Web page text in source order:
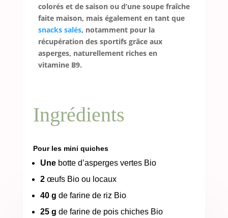
colorés et de saison ou d’une soupe fraîche
faite maison, mais également en tant que
snacks salés, notamment pour la
récupération des sportifs grâce aux
asperges, naturellement riches en
vitamine B9.
Ingrédients
Pour les mini quiches
Unebotte d’asperges vertes Bio
2œufs Bio ou locaux
40 g de farine de riz Bio
25 g de farine de pois chiches Bio